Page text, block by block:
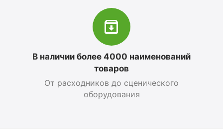
В наличии более 4000 наименований
товаров
От расходников до сценического
оборудования